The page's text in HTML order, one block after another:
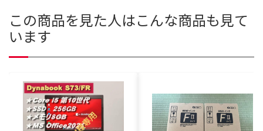
この商品を見た人はこんな商品も見て
います